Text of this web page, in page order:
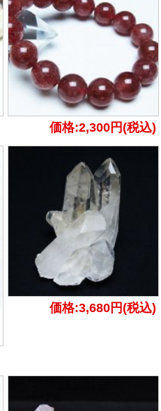
価格:2,300円(税込)
価格:3,680円(税込)